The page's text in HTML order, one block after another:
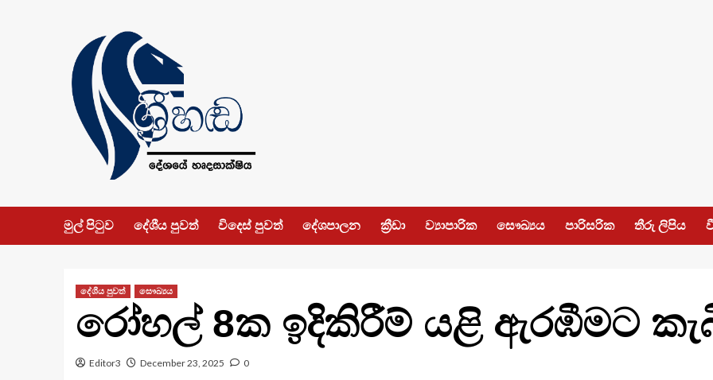
මුල් පිටුව දේශීය පුවත් විදෙස් පුවත් දේශපාලන ක්‍රීඩා ව්‍යාපාරික සෞඛ්‍යය පාරිසරික තීරු ලිපිය
දේශීය පුවත් සෞඛ්‍යය
රෝහල් 8ක ඉදිකිරීම් යළි ඇරඹීමට
Editor3 December 23, 2025 0